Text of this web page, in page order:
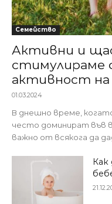
Семейство
Активни и
стимулираме
активност
01.03.2024
В днешно време,
често доминират във
важно от всякога да
Как